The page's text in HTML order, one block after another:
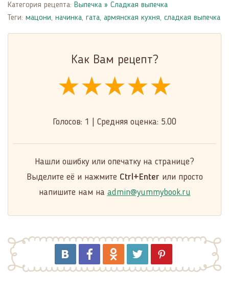
Категория рецепта: Выпечка » Сладкая выпечка
Теги: мацони, начинка, гата, армянская кухня, сладкая выпечка
Как Вам рецепт?
★★★★★
★★★★★
★★★★★
Голосов: 1 Средняя оценка: 5.00
Нашли ошибку или опечатку на странице?
Выделите её и нажмите Ctrl+Enter или просто
напишите нам на admin@yummybook.ru